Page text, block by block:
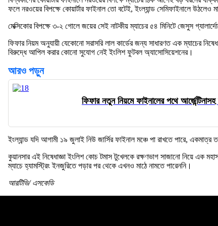
ফলে নরওয়ের বিপক্ষে কোয়ার্টার ফাইনাল তো বটেই, ইংল্যান্ড সেমিফাইনালে উঠলেও
মেক্সিকোর বিপক্ষে ৩-২ গোলে জয়ের সেই নাটকীয় ম্যাচের ৫৪ মিনিটে জেসুস
ফিফার নিয়ম অনুযায়ী যেকোনো সরাসরি লাল কার্ডের জন্য সাধারণত এক ম্যাচের
বিরুদ্ধে আপিল করার কোনো সুযোগ নেই ইংলিশ ফুটবল অ্যাসোসিয়েশনের।
আরও পড়ুন
ফিফার নতুন নিয়মে ফাইনালের পথে আর্জেন্টিনাসহ
ইংল্যান্ড যদি আগামী ১৯ জুলাই নিউ জার্সির ফাইনাল মঞ্চে পা রাখতে পারে,
কুয়ানসার এই নিষেধাজ্ঞা ইংলিশ কোচ টমাস টুখেলকে রক্ষণভাগ সাজানো নিয়ে এক
ম্যাচে হ্যামস্ট্রিং ইনজুরিতে পড়ার পর থেকে এখনও মাঠে নামতে পারেননি।
আরটিভি/ এসকেডি